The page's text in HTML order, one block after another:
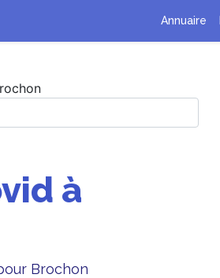
Annuaire
à
Brochon